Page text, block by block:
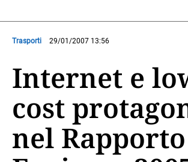
Trasporti 29/01/2007 13:56
Internet e
cost
nel Rapporto